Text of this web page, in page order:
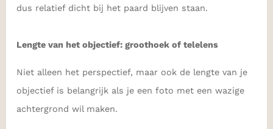
dus relatief dicht bij het paard blijven staan.
Lengte van het objectief: groothoek of telelens
Niet alleen het perspectief, maar ook de lengte van je
objectief is belangrijk als je een foto met een wazige
achtergrond wil maken.